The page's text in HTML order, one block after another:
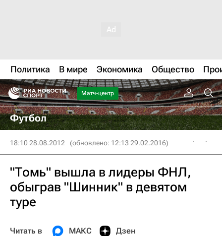
Политика В мире Экономика Общество
Матч-центр
Футбол
18:10 28.08.2012 (обновлено: 12:13 29.02.2016)
"Томь" вышла в лидеры ФНЛ,
обыграв "Шинник" в девятом
туре
Читать в МАКС Дзен